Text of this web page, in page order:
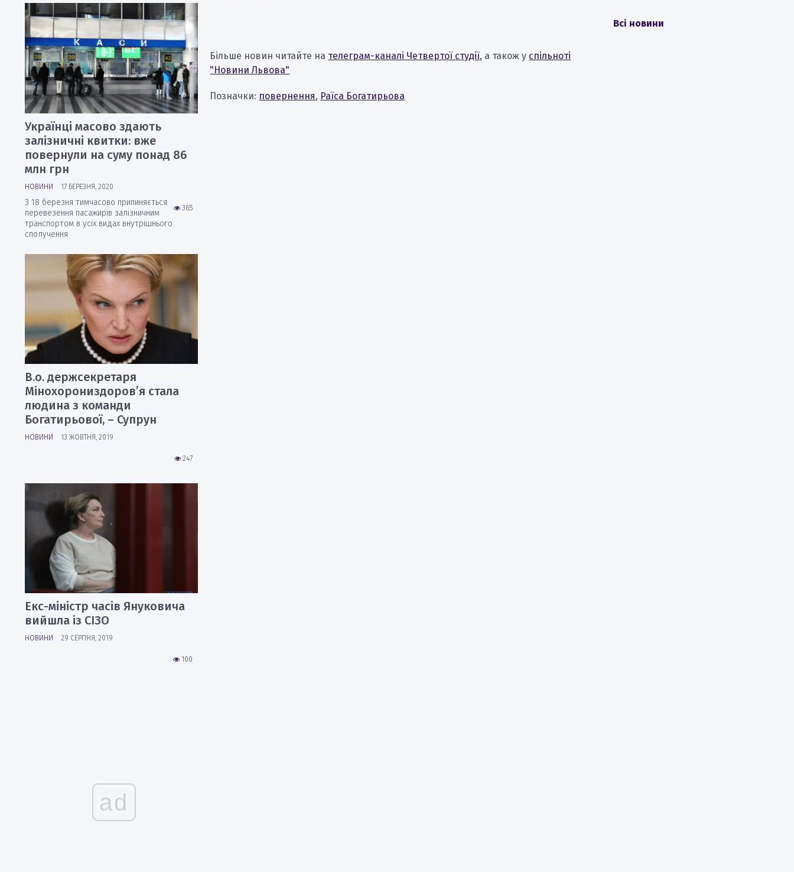
Більше новин читайте на телеграм-каналі Четвертої студії, а також у спільноті
"Новини Львова"
Позначки: повернення, Раїса Богатирьова
Українці масово здають
залізничні квитки: вже
повернули на суму понад 86
млн грн
НОВИНИ 17 БЕРЕЗНЯ, 2020
365
З 18 березня тимчасово припиняється
перевезення пасажирів залізничним
транспортом в усіх видах внутрішнього
сполучення
В.о. держсекретаря
Мінохорониздоров’я стала
людина з команди
Богатирьової, – Супрун
НОВИНИ 13 ЖОВТНЯ, 2019
247
Екс-міністр часів Януковича
вийшла із СІЗО
НОВИНИ 29 СЕРПНЯ, 2019
100
ad
Всі новини